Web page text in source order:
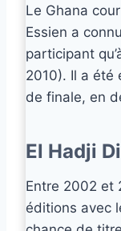
Le Ghana
Essien a
participant
2010). Il a été
de finale, en
El Hadji
Entre 2002 et
éditions avec